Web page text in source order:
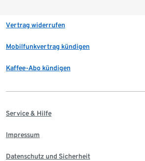
Vertrag widerrufen
Mobilfunkvertrag kündigen
Kaffee-Abo kündigen
Service & Hilfe
Impressum
Datenschutz und Sicherheit